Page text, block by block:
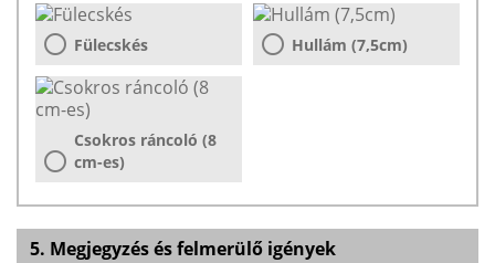
Fülecskés Hullám (7,5cm)
Csokros ráncoló (8
cm-es)
5. Megjegyzés és felmerülő igények